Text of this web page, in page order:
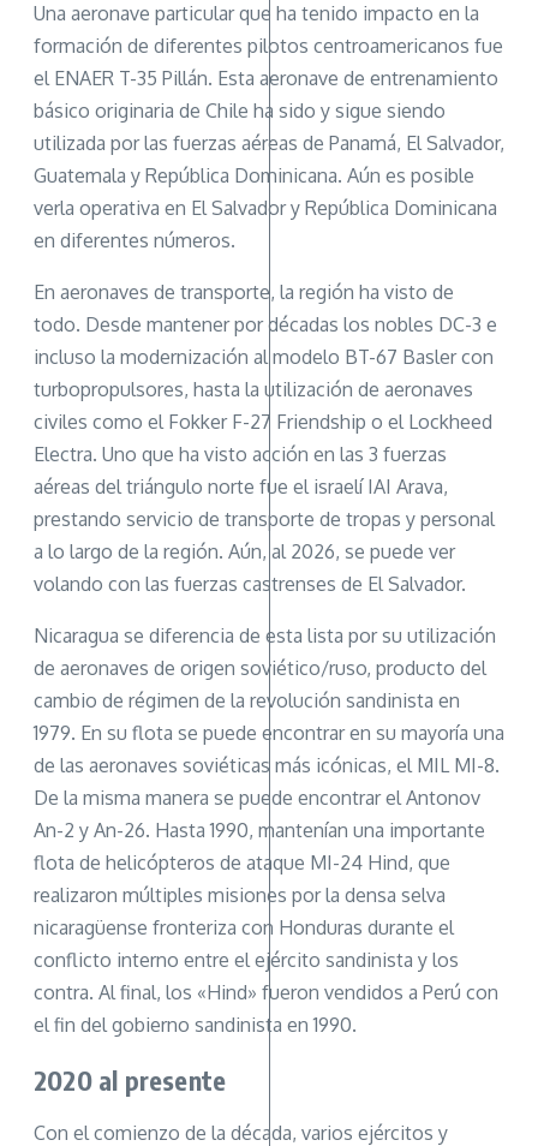
Una aeronave particular que ha tenido impacto en la
formación de diferentes pilotos centroamericanos fue
el ENAER T-35 Pillán. Esta aeronave de entrenamiento
básico originaria de Chile ha sido y sigue siendo
utilizada por las fuerzas aéreas de Panamá, El Salvador,
Guatemala y República Dominicana. Aún es posible
verla operativa en El Salvador y República Dominicana
en diferentes números.
En aeronaves de transporte, la región ha visto de
todo. Desde mantener por décadas los nobles DC-3 e
incluso la modernización al modelo BT-67 Basler con
turbopropulsores, hasta la utilización de aeronaves
civiles como el Fokker F-27 Friendship o el Lockheed
Electra. Uno que ha visto acción en las 3 fuerzas
aéreas del triángulo norte fue el israelí IAI Arava,
prestando servicio de transporte de tropas y personal
a lo largo de la región. Aún, al 2026, se puede ver
volando con las fuerzas castrenses de El Salvador.
Nicaragua se diferencia de esta lista por su utilización
de aeronaves de origen soviético/ruso, producto del
cambio de régimen de la revolución sandinista en
1979. En su flota se puede encontrar en su mayoría una
de las aeronaves soviéticas más icónicas, el MIL MI-8.
De la misma manera se puede encontrar el Antonov
An-2 y An-26. Hasta 1990, mantenían una importante
flota de helicópteros de ataque MI-24 Hind, que
realizaron múltiples misiones por la densa selva
nicaragüense fronteriza con Honduras durante el
conflicto interno entre el ejército sandinista y los
contra. Al final, los «Hind» fueron vendidos a Perú con
el fin del gobierno sandinista en 1990.
2020 al presente
Con el comienzo de la década, varios ejércitos y